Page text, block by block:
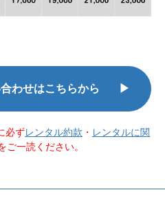
わせはこちらから
必ずレンタル約款 ・ レンタルに関
ご一読ください。